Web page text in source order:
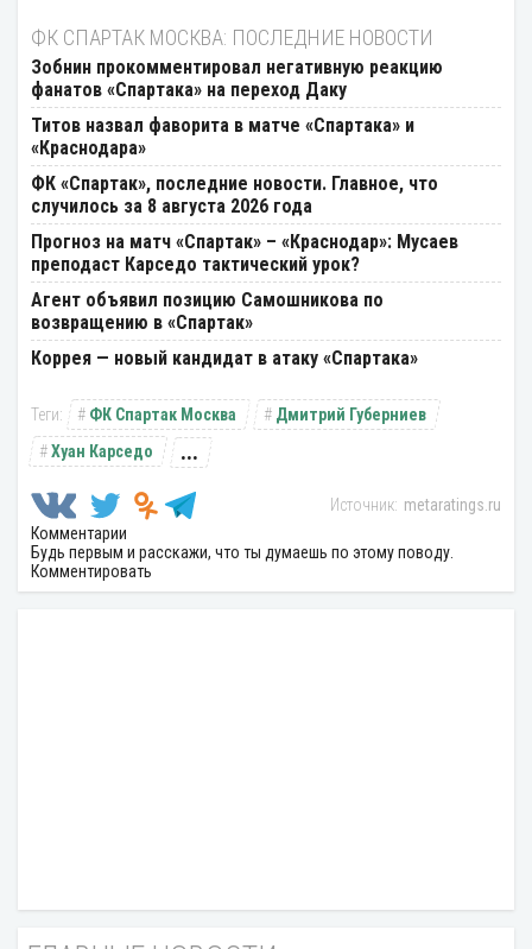
ФК СПАРТАК МОСКВА: ПОСЛЕДНИЕ НОВОСТИ
Зобнин прокомментировал негативную реакцию
фанатов «Спартака» на переход Даку
Титов назвал фаворита в матче «Спартака» и
«Краснодара»
ФК «Спартак», последние новости. Главное, что
случилось за 8 августа 2026 года
Прогноз на матч «Спартак» – «Краснодар»: Мусаев
преподаст Карседо тактический урок?
Агент объявил позицию Самошникова по
возвращению в «Спартак»
Коррея — новый кандидат в атаку «Спартака»
ФК Спартак Москва
Дмитрий Губерниев
Хуан Карседо
...
metaratings.ru
Комментарии
Будь первым и расскажи, что ты думаешь по этому поводу.
Комментировать